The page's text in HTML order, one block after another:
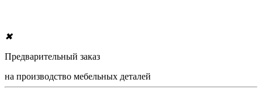
✖
Предварительный заказ
на производство мебельных деталей